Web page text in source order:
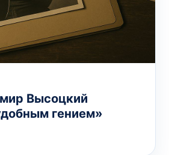
Высоцкий
гением»